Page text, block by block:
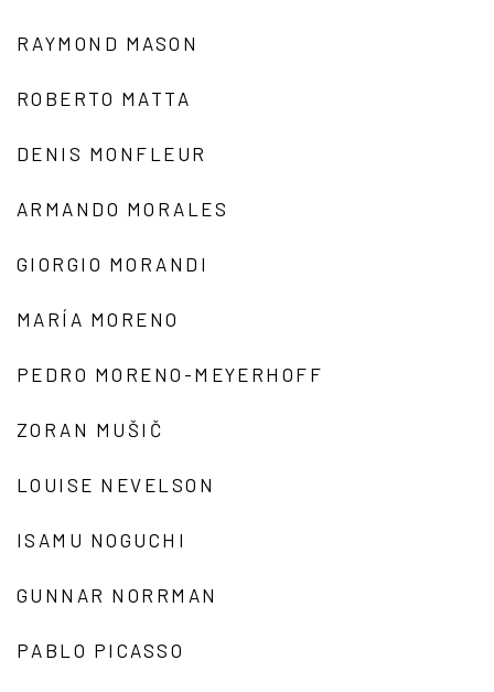
RAYMOND MASON
ROBERTO MATTA
DENIS MONFLEUR
ARMANDO MORALES
GIORGIO MORANDI
MARÍA MORENO
PEDRO MORENO-MEYERHOFF
ZORAN MUŠIČ
LOUISE NEVELSON
ISAMU NOGUCHI
GUNNAR NORRMAN
PABLO PICASSO